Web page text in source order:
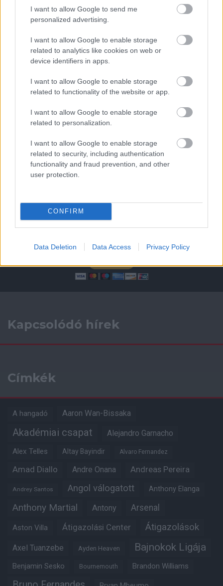
I want to allow Google to send me
personalized advertising.
I want to allow Google to enable storage
related to analytics like cookies on web or
device identifiers in apps.
I want to allow Google to enable storage
related to functionality of the website or app.
I want to allow Google to enable storage
related to personalization.
I want to allow Google to enable storage
related to security, including authentication
functionality and fraud prevention, and other
user protection.
CONFIRM
Data Deletion Data Access Privacy Policy
Manchester United
Felkészülési szezon 4. mérkőzés
2026-08-08 17:00
Leeds UnitedvsManchester United
AC MilanvsManchester United2026-08-15 18:00
ELŐZŐ MÉRKŐZÉSEK
Támogatás
a ManUtdFanatics.hu működését!
Kapcsolódó hírek
Címkék
A hangadó Aaron Wan-Bissaka
Akadémiai csapat Alejandro Garnacho
Alex Telles Altay Bayindir Alvaro Fernandez
Amad Diallo Andre Onana Andreas Pereira
Andrey Santos Angol válogatott Anthony Elanga
Anthony Martial Antony Arsenal
Aston Villa Átigazolási Center Átigazolások
Axel Tuanzebe Ayden Heaven Bajnokok Ligája
Benjamin Sesko Bournemouth Brandon Williams